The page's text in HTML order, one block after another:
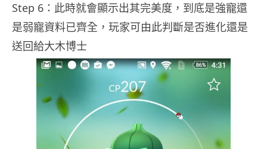
Step 6：此時就會顯示出其完美度，到底是強寵還
是弱寵資料已齊全，玩家可由此判斷是否進化還是
送回給大木博士